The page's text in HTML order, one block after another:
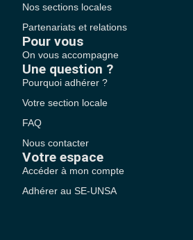
Nos sections locales
Partenariats et relations
Pour vous
On vous accompagne
Une question ?
Pourquoi adhérer ?
Votre section locale
FAQ
Nous contacter
Votre espace
Accéder à mon compte
Adhérer au SE-UNSA